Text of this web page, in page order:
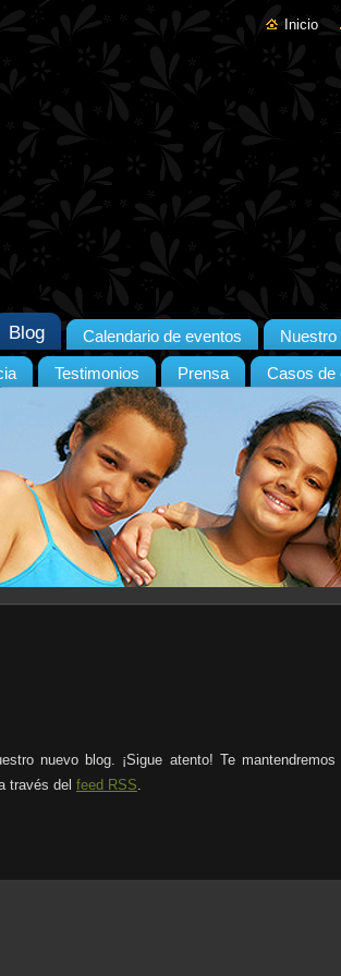
Inicio
Blog Calendario de eventos Nuestro
Testimonios Prensa Casos de
nuevo blog. ¡Sigue atento! Te
través del feed RSS.